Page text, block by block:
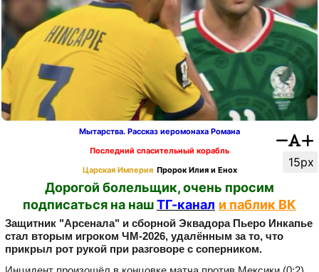
15px
Мытарства. Рассказ иеромонаха Романа
Последний спасительный корабль
Царская Империя Пророк Илия и Енох
Дорогой болельщик, очень просим
подписаться на нашТГ-канал и паблик ВК
Защитник "Арсенала" и сборной Эквадора Пьеро Инкапье
стал вторым игроком ЧМ‑2026, удалённым за то, что
прикрыл рот рукой при разговоре с соперником.